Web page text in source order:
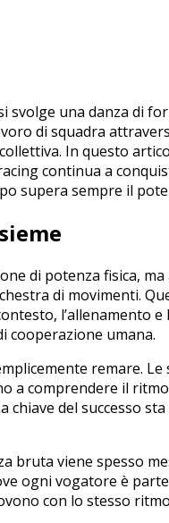
‌svolge una danza​ di
di squadra
In questo
continua a
supera sempre il⁤
di potenza fisica,
di⁣ movimenti.
cooperazione umana.
remare.
comprendere il
del ‌successo
viene spesso
ogni​ vogatore è
con ​lo stesso